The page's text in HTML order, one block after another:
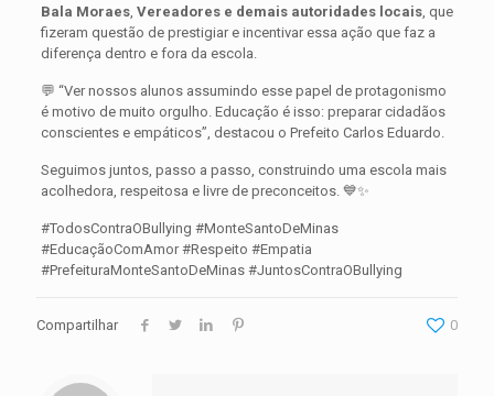
Bala Moraes, Vereadores e demais autoridades locais, que
fizeram questão de prestigiar e incentivar essa ação que faz a
diferença dentro e fora da escola.
💬 “Ver nossos alunos assumindo esse papel de protagonismo
é motivo de muito orgulho. Educação é isso: preparar cidadãos
conscientes e empáticos”, destacou o Prefeito Carlos Eduardo.
Seguimos juntos, passo a passo, construindo uma escola mais
acolhedora, respeitosa e livre de preconceitos. 💙✨
#TodosContraOBullying #MonteSantoDeMinas
#EducaçãoComAmor #Respeito #Empatia
#PrefeituraMonteSantoDeMinas #JuntosContraOBullying
Compartilhar 0